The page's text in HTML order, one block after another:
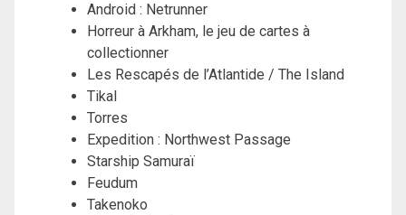
Android : Netrunner
Horreur à Arkham, le jeu de cartes à
collectionner
Les Rescapés de l’Atlantide / The Island
Tikal
Torres
Expedition : Northwest Passage
Starship Samuraï
Feudum
Takenoko